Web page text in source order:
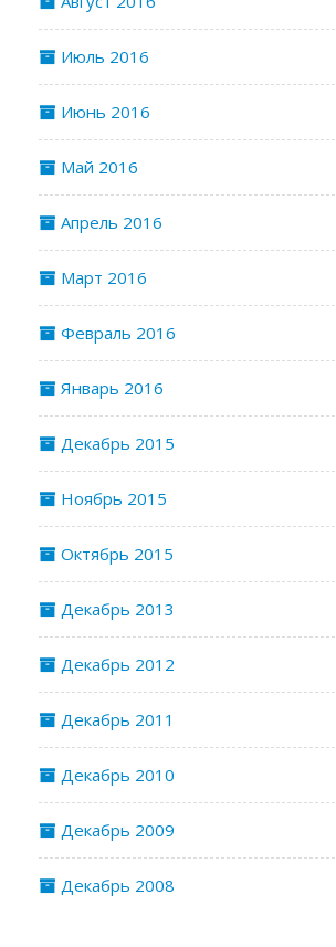
Июль 2016
Июнь 2016
Май 2016
Апрель 2016
Март 2016
Февраль 2016
Январь 2016
Декабрь 2015
Ноябрь 2015
Октябрь 2015
Декабрь 2013
Декабрь 2012
Декабрь 2011
Декабрь 2010
Декабрь 2009
Декабрь 2008